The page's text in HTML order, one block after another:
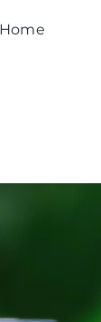
Home